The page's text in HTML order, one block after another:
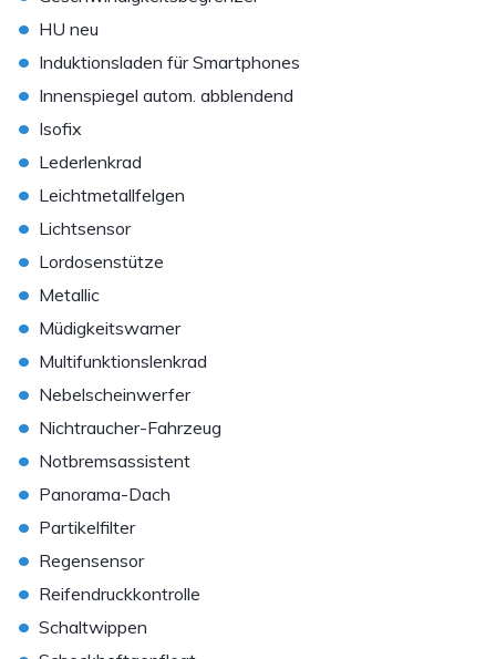
• HU neu
• Induktionsladen für Smartphones
• Innenspiegel autom. abblendend
• Isofix
• Lederlenkrad
• Leichtmetallfelgen
• Lichtsensor
• Lordosenstütze
• Metallic
• Müdigkeitswarner
• Multifunktionslenkrad
• Nebelscheinwerfer
• Nichtraucher-Fahrzeug
• Notbremsassistent
• Panorama-Dach
• Partikelfilter
• Regensensor
• Reifendruckkontrolle
• Schaltwippen